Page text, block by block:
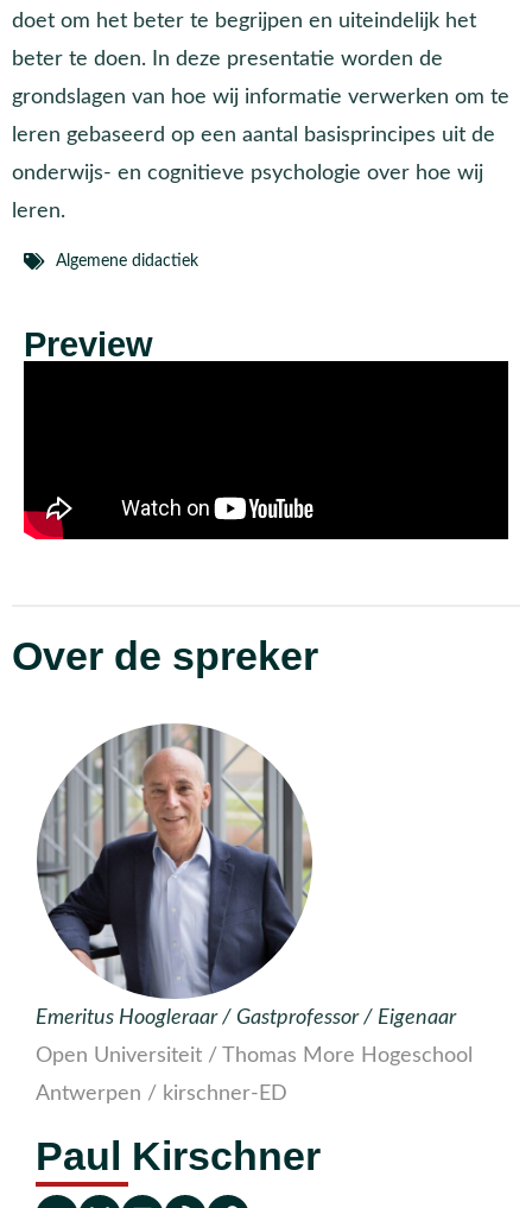
doet om het beter te begrijpen en uiteindelijk het
beter te doen. In deze presentatie worden de
grondslagen van hoe wij informatie verwerken om te
leren gebaseerd op een aantal basisprincipes uit de
onderwijs- en cognitieve psychologie over hoe wij
leren.
Algemene didactiek
Preview
Over de spreker
Emeritus Hoogleraar / Gastprofessor / Eigenaar
Open Universiteit / Thomas More Hogeschool
Antwerpen / kirschner-ED
Paul Kirschner